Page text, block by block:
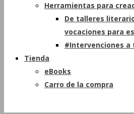
Herramientas para
De talleres
vocaciones para
#Intervenciones
Tienda
eBooks
Carro de la compra